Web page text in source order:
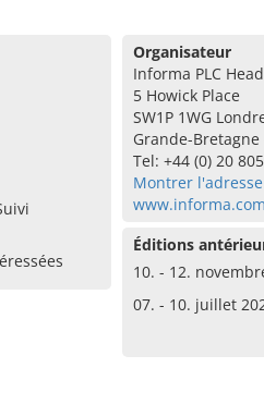
Organisateur
Informa PLC
5 Howick Place
SW1P 1WG
Grande-
Tel: +44 (0) 20
Montrer
www.informa.com
Éditions
10. - 12.
07. - 10. juillet